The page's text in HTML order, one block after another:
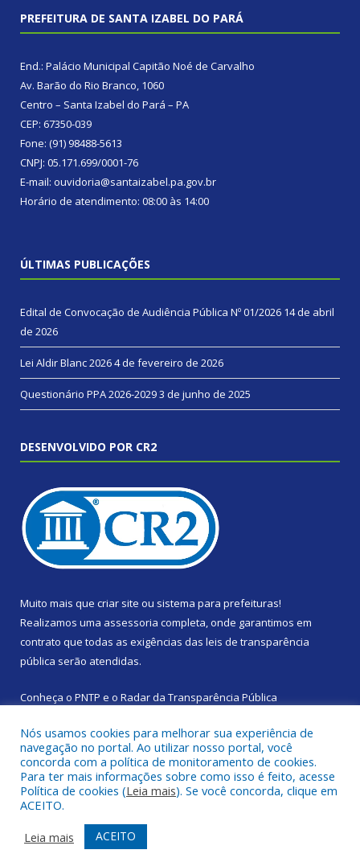
PREFEITURA DE SANTA IZABEL DO PARÁ
End.: Palácio Municipal Capitão Noé de Carvalho
Av. Barão do Rio Branco, 1060
Centro – Santa Izabel do Pará – PA
CEP: 67350-039
Fone: (91) 98488-5613
CNPJ: 05.171.699/0001-76
E-mail: ouvidoria@santaizabel.pa.gov.br
Horário de atendimento: 08:00 às 14:00
ÚLTIMAS PUBLICAÇÕES
Edital de Convocação de Audiência Pública Nº 01/2026 14 de abril
de 2026
Lei Aldir Blanc 20264 de fevereiro de 2026
Questionário PPA 2026-20293 de junho de 2025
DESENVOLVIDO POR CR2
Muito mais que criar site ou sistema para prefeituras!
Realizamos uma assessoria completa, onde garantimos em
contrato que todas as exigências das leis de transparência
pública serão atendidas.
Conheça o PNTP e o Radar da Transparência Pública
Todos os direitos reservados a Prefeitura Municipal de Santa
Izabel do Pará.
Mapa do Site
Acessar Área Administrativa
Acessar Webmail
Nós usamos cookies para melhorar sua experiência de
navegação no portal. Ao utilizar nosso portal, você
concorda com a política de monitoramento de cookies.
Para ter mais informações sobre como isso é feito, acesse
Política de cookies (Leia mais). Se você concorda, clique em
ACEITO.
Leia mais
ACEITO